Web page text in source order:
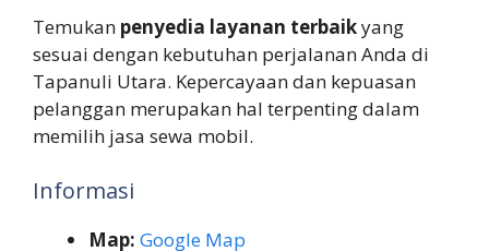
Temukan penyedia layanan terbaikyang
sesuai dengan kebutuhan perjalanan Anda di
Tapanuli Utara. Kepercayaan dan kepuasan
pelanggan merupakan hal terpenting dalam
memilih jasa sewa mobil.
Informasi
Map: Google Map